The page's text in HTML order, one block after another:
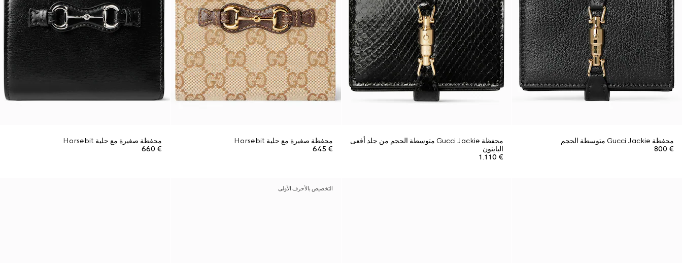
محفظة Gucci Jackie متوسطة الحجم
€ 800
محفظة Gucci Jackie متوسطة الحجم من جلد أفعى
البايثون
€ 1.110
محفظة صغيرة مع حلية Horsebit
€ 645
محفظة صغيرة مع حلية Horsebit
€ 660
التخصيص بالأحرف الأولى